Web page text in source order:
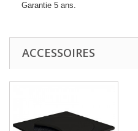
Garantie 5 ans.
ACCESSOIRES